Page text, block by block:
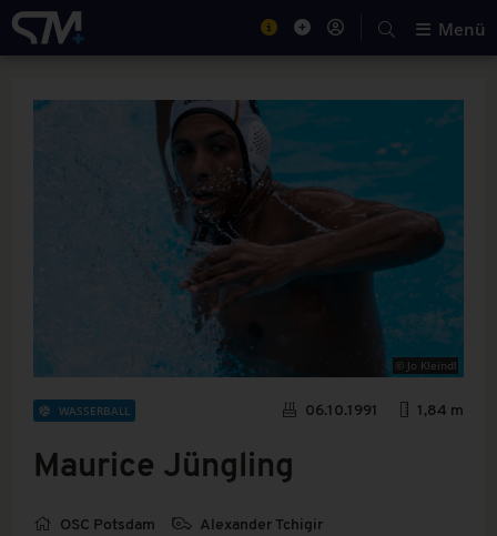
Menü
© Jo Kleindl
WASSERBALL 06.10.1991 1,84 m
Maurice Jüngling
OSC Potsdam Alexander Tchigir